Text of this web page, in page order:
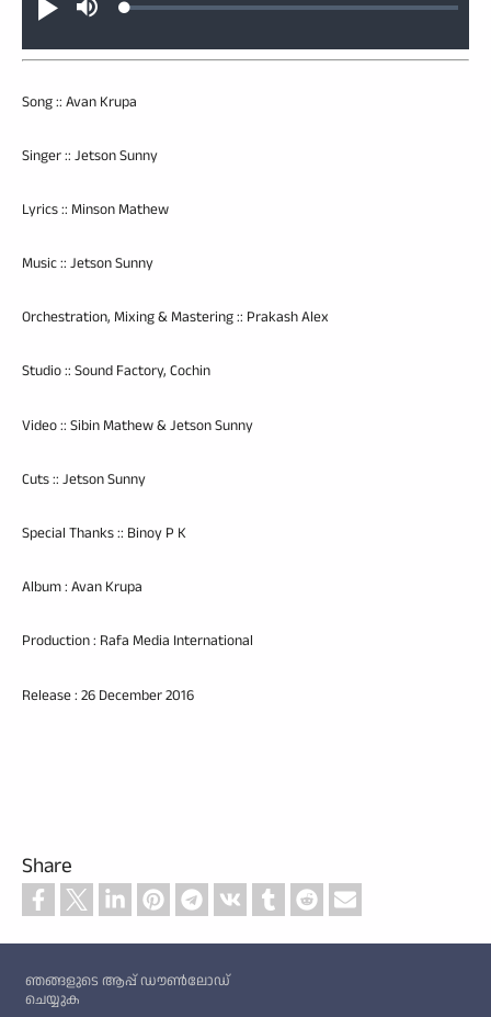
Play MuteLoaded:
Song :: Avan Krupa
Singer :: Jetson Sunny
Lyrics :: Minson Mathew
Music :: Jetson Sunny
Orchestration, Mixing & Mastering :: Prakash Alex
Studio :: Sound Factory, Cochin
Video :: Sibin Mathew & Jetson Sunny
Cuts :: Jetson Sunny
Special Thanks :: Binoy P K
Album : Avan Krupa
Production : Rafa Media International
Release : 26 December 2016
Share
ഞങ്ങളുടെ ആപ്പ് ഡൗൺലോഡ്
ചെയ്യുക